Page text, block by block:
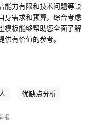
能力有限和技术问题等缺
身需求和预算，综合考虑
模板能够帮助您全面了解
有价值的参考。
优缺点分析
报